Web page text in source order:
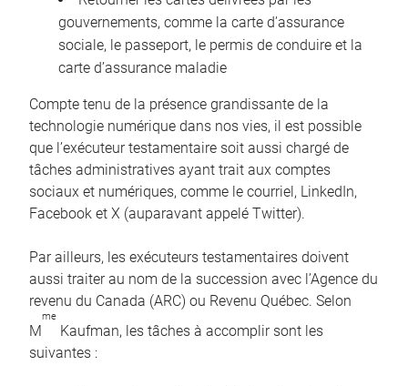
gouvernements, comme la carte d’assurance
sociale, le passeport, le permis de conduire et la
carte d’assurance maladie
Compte tenu de la présence grandissante de la
technologie numérique dans nos vies, il est possible
que l’exécuteur testamentaire soit aussi chargé de
tâches administratives ayant trait aux comptes
sociaux et numériques, comme le courriel, LinkedIn,
Facebook et X (auparavant appelé Twitter).
Par ailleurs, les exécuteurs testamentaires doivent
aussi traiter au nom de la succession avec l’Agence du
revenu du Canada (ARC) ou Revenu Québec. Selon
M
me
Kaufman, les tâches à accomplir sont les
suivantes :